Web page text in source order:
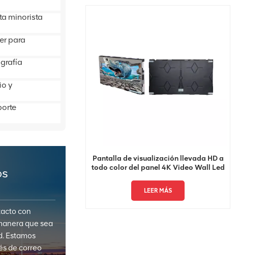
minorista
para
y
con
que sea
Estamos
de correo
Pantalla de visualización llevada HD a
todo color del panel 4K Video Wall Led
LEER MÁS